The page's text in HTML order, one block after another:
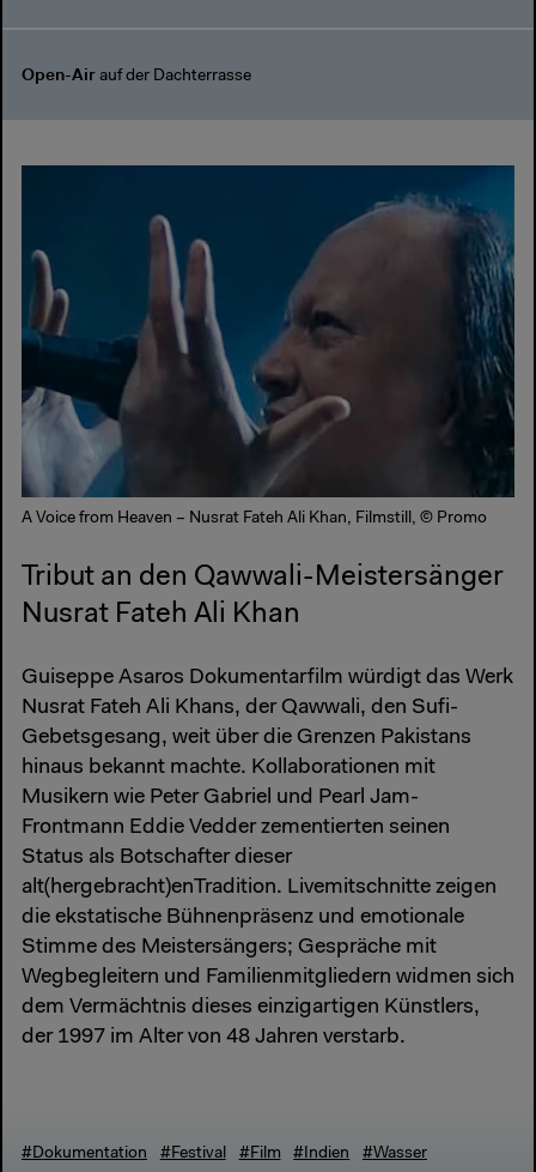
Open-Air auf der Dachterrasse
A Voice from Heaven – Nusrat Fateh Ali Khan, Filmstill, © Promo
Tribut an den Qawwali-Meistersänger
Nusrat Fateh Ali Khan
Guiseppe Asaros Dokumentarfilm würdigt das Werk
Nusrat Fateh Ali Khans, der Qawwali, den Sufi-
Gebetsgesang, weit über die Grenzen Pakistans
hinaus bekannt machte. Kollaborationen mit
Musikern wie Peter Gabriel und Pearl Jam-
Frontmann Eddie Vedder zementierten seinen
Status als Botschafter dieser
alt(hergebracht)enTradition. Livemitschnitte zeigen
die ekstatische Bühnenpräsenz und emotionale
Stimme des Meistersängers; Gespräche mit
Wegbegleitern und Familienmitgliedern widmen sich
dem Vermächtnis dieses einzigartigen Künstlers,
der 1997 im Alter von 48 Jahren verstarb.
#Dokumentation #Festival #Film #Indien #Wasser